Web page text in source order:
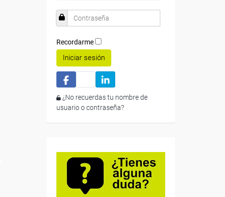
Recordarme
Iniciar sesión
¿No recuerdas tu nombre de
usuario o contraseña?